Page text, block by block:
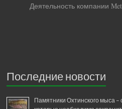
Деятельность компании
Последние новости
Памятники Охтинского мыса –